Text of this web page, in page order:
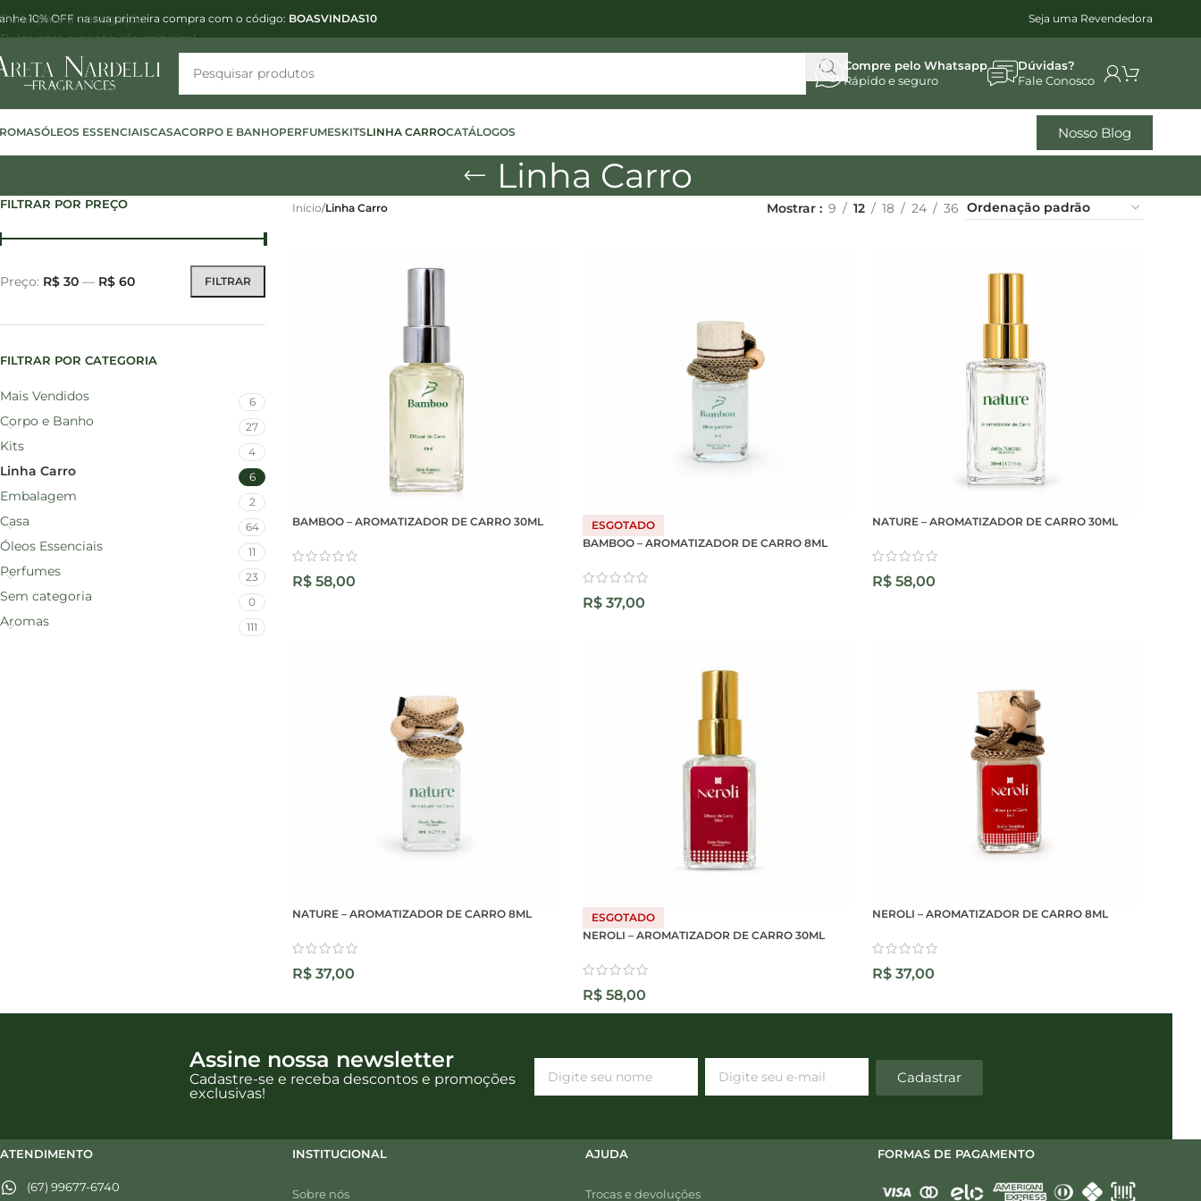
Pular para a navegação
Pular para o conteúdo principal
10% OFF na sua primeira compra com o código: BOASVINDAS10 Seja uma Revendedora
Compre pelo Whatsapp
Rápido e seguro
Dúvidas?
Fale Conosco
ÓLEOS ESSENCIAISCASACORPO E BANHOPERFUMESKITSLINHA CARROCATÁLOGOS Nosso Blog
Linha Carro
FILTRAR POR PREÇO
FILTRAR
Preço: R$ 30 — R$ 60
FILTRAR POR CATEGORIA
Mais Vendidos 6
Corpo e Banho 27
Kits 4
Linha Carro 6
Embalagem 2
Casa 64
Óleos Essenciais 11
Perfumes 23
Sem categoria 0
Aromas 111
Início/Linha Carro Mostrar 9 12 18 24 36
BAMBOO – AROMATIZADOR DE CARRO 30ML
R$ 58,00
ESGOTADO
BAMBOO – AROMATIZADOR DE CARRO 8ML
R$37,00
NATURE – AROMATIZADOR DE CARRO 30ML
R$58,00
NATURE – AROMATIZADOR DE CARRO 8ML
R$ 37,00
ESGOTADO
NEROLI – AROMATIZADOR DE CARRO 30ML
R$58,00
NEROLI – AROMATIZADOR DE CARRO 8ML
R$37,00
Assine nossa newsletter
Cadastre-se e receba descontos e promoções
exclusivas!
Cadastrar
ATENDIMENTO
(67) 99677-6740
INSTITUCIONAL
Sobre nós
AJUDA
Trocas e devoluções
FORMAS DE PAGAMENTO